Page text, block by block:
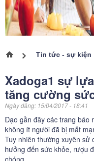
Trang chủ Tin tức - sự kiện
Xadoga1 sự
tăng cường
Ngày đăng: 15/04/2017 - 18:41
Dạo gần đây các trang báo
không ít người đã bị mất
Tuy nhiên thường xuyên sử
hưởng đến sức khỏe, rượu
chóng.